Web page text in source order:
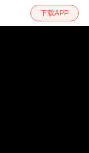
下载APP